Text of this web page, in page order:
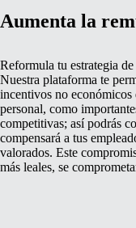
Aumenta la
Reformula tu estrategia
Nuestra plataforma te
incentivos no económicos
personal, como
competitivas; así podrás
compensará a tus
valorados. Este
más leales, se